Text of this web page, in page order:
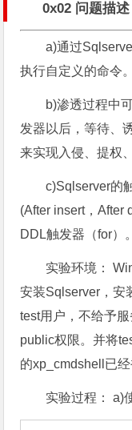
0x02 问题描述
a)通过
执行自定义的命令。
b)渗透过程中
发器以后，等待、
来实现入侵、提权
c)Sqlserver的
(After insert，After
DDL触发器（for）。
实验环境：
安装Sqlserver，安
test用户，不给予
public权限。并将
的xp_cmdshell已经
实验过程： a)